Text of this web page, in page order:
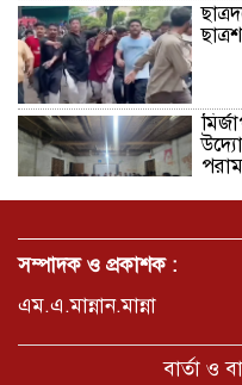
সময়
সম্পাদক ও প্রকাশক :
এম.এ.মান্নান.মান্না
বার্তা ও